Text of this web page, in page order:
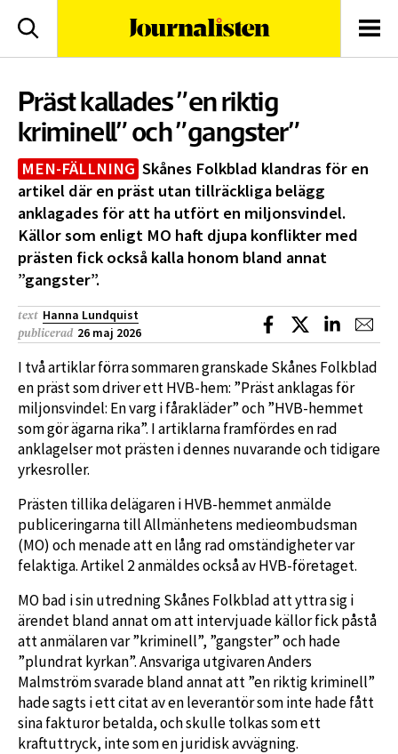
Sök
Präst kallades ”en riktig
kriminell” och ”gangster”
MEN-FÄLLNING Skånes Folkblad klandras för en
artikel där en präst utan tillräckliga belägg
anklagades för att ha utfört en miljonsvindel.
Källor som enligt MO haft djupa konflikter med
prästen fick också kalla honom bland annat
”gangster”.
text Hanna Lundquist
publicerad 26 maj 2026
Dela på Facebook
Dela på XDela på
I två artiklar förra sommaren granskade Skånes Folkblad
en präst som driver ett HVB-hem: ”Präst anklagas för
miljonsvindel: En varg i fårakläder” och ”HVB-hemmet
som gör ägarna rika”. I artiklarna framfördes en rad
anklagelser mot prästen i dennes nuvarande och tidigare
yrkesroller.
Prästen tillika delägaren i HVB-hemmet anmälde
publiceringarna till Allmänhetens medieombudsman
(MO) och menade att en lång rad omständigheter var
felaktiga. Artikel 2 anmäldes också av HVB-företaget.
MO bad i sin utredning Skånes Folkblad att yttra sig i
ärendet bland annat om att intervjuade källor fick påstå
att anmälaren var ”kriminell”, ”gangster” och hade
”plundrat kyrkan”. Ansvariga utgivaren Anders
Malmström svarade bland annat att ”en riktig kriminell”
hade sagts i ett citat av en leverantör som inte hade fått
sina fakturor betalda, och skulle tolkas som ett
kraftuttryck, inte som en juridisk avvägning.